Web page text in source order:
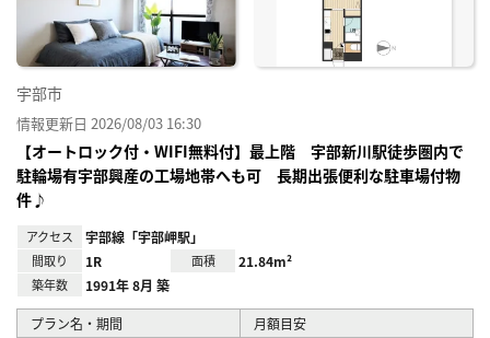
宇部市
情報更新日 2026/08/03 16:30
【オートロック付・WIFI無料付】最上階 宇部新川駅徒歩圏内で
駐輪場有宇部興産の工場地帯へも可 長期出張便利な駐車場付物
件♪
アクセス 宇部線「宇部岬駅」
間取り 1R 面積 21.84m²
築年数 1991年 8月 築
プラン名・期間 月額目安